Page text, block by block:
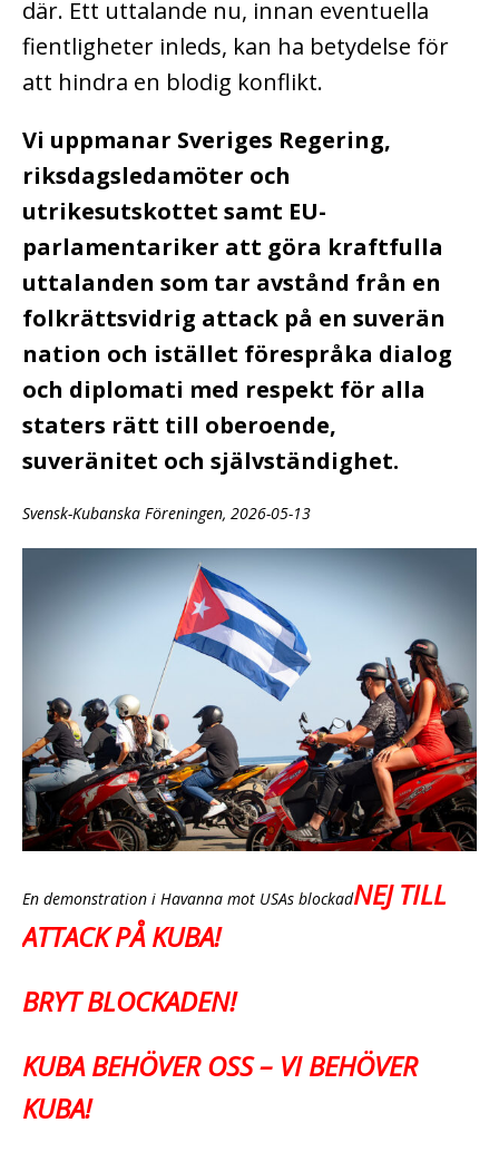
där. Ett uttalande nu, innan eventuella
fientligheter inleds, kan ha betydelse för
att hindra en blodig konflikt.
Vi uppmanar Sveriges Regering,
riksdagsledamöter och
utrikesutskottet samt EU-
parlamentariker att göra kraftfulla
uttalanden som tar avstånd från en
folkrättsvidrig attack på en suverän
nation och istället förespråka dialog
och diplomati med respekt för alla
staters rätt till oberoende,
suveränitet och självständighet.
Svensk-Kubanska Föreningen, 2026-05-13
En demonstration i Havanna mot USAs blockadNEJ TILL
ATTACK PÅ KUBA!
BRYT BLOCKADEN!
KUBA BEHÖVER OSS – VI BEHÖVER
KUBA!